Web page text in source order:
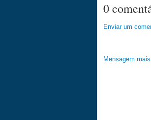
0
Enviar um
Mensagem